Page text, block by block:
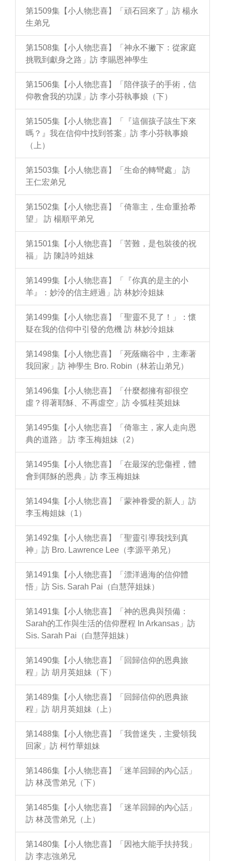
第1509集【小人物悲喜】「頑石回來了」訪 楊永
生弟兄
第1508集【小人物悲喜】「神永不撇下：從家庭
挑戰到獻身之路」訪 李賜恩神學生
第1506集【小人物悲喜】「陪伴孩子的手術，信
仰教會我的功課」訪 李小芬執事娘（下）
第1505集【小人物悲喜】「『這個孩子該生下來
嗎？』我在信仰中找到答案」訪 李小芬執事娘
（上）
第1503集【小人物悲喜】「生命的轉彎處」 訪
王仁宏弟兄
第1502集【小人物悲喜】「倚靠主，生命重拾希
望」 訪 楊順平弟兄
第1501集【小人物悲喜】「苦難，是包裝後的祝
福」 訪 陳詩吟姐妹
第1499集【小人物悲喜】「『你真的是主的小
羊』：妙泠的信主經過」訪 林妙泠姐妹
第1499集【小人物悲喜】「聖靈不見了！」：懷
疑在我的信仰中引發的危機 訪 林妙泠姐妹
第1498集【小人物悲喜】「死蔭幽谷中，主牽著
我回家」訪 神學生 Bro. Robin（林若山弟兄）
第1496集【小人物悲喜】「什麼都擁有卻很空
虛？得著耶穌、不再虛空」訪 令狐桂英姐妹
第1495集【小人物悲喜】「倚靠主，家人走向恩
典的道路」 訪 李玉梅姐妹（2）
第1495集【小人物悲喜】「在最深的悲傷裡，體
會到耶穌的恩典」訪 李玉梅姐妹
第1494集【小人物悲喜】「蒙神眷愛的新人」訪
李玉梅姐妹（1）
第1492集【小人物悲喜】「聖靈引導我找到真
神」訪 Bro. Lawrence Lee（李源平弟兄）
第1491集【小人物悲喜】「漂洋過海的信仰體
悟」訪 Sis. Sarah Pai（白慧萍姐妹）
第1491集【小人物悲喜】「神的恩典與預備：
Sarah的工作與生活的信仰歷程 In Arkansas」訪
Sis. Sarah Pai（白慧萍姐妹）
第1490集【小人物悲喜】「回歸信仰的恩典旅
程」訪 胡月英姐妹（下）
第1489集【小人物悲喜】「回歸信仰的恩典旅
程」訪 胡月英姐妹（上）
第1488集【小人物悲喜】「我曾迷失，主愛領我
回家」訪 柯竹華姐妹
第1486集【小人物悲喜】「迷羊回歸的內心話」
訪 林茂雪弟兄（下）
第1485集【小人物悲喜】「迷羊回歸的內心話」
訪 林茂雪弟兄（上）
第1480集【小人物悲喜】「因祂大能手扶持我」
訪 李志強弟兄